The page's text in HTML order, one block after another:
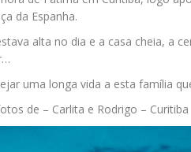
da Espanha.
alta no dia e a casa cheia, a
uma longa vida a esta família
de – Carlita e Rodrigo – Curitiba